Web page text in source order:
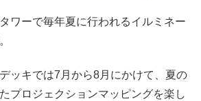
ワーで毎年夏に行われるイルミネー
ッキでは7月から8月にかけて、夏の
プロジェクションマッピングを楽し